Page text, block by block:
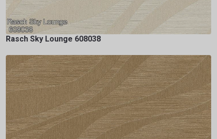
Rasch Sky Lounge 608038